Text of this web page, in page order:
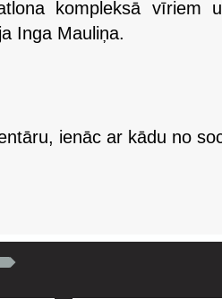
kompleksā vīriem
Inga Mauliņa.
ienāc ar kādu no